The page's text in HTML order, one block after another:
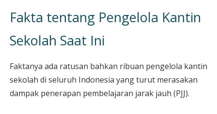
Fakta tentang Pengelola Kantin
Sekolah Saat Ini
Faktanya ada ratusan bahkan ribuan pengelola kantin
sekolah di seluruh Indonesia yang turut merasakan
dampak penerapan pembelajaran jarak jauh (PJJ).